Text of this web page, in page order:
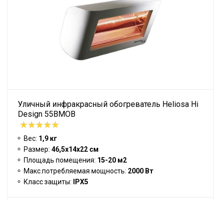
Уличный инфракрасный обогреватель Heliosa Hi
Design 55BMOB
Вес: 1,9 кг
Размер: 46,5х14х22 см
Площадь помещения: 15-20 м2
Макс.потребляемая мощность: 2000 Вт
Класс защиты: IPX5